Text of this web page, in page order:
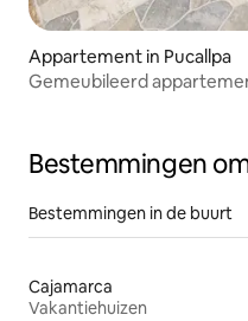
Appartement in Pucallpa
Gemeubileerd
Bestemmingen
Bestemmingen in de buurt
Cajamarca
Vakantiehuizen